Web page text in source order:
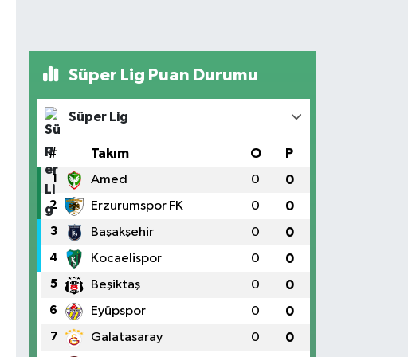
Süper Lig Puan Durumu
Süper Lig
# Takım O P
1 Amed 0 0
2 Erzurumspor FK 0 0
3 Başakşehir 0 0
4 Kocaelispor 0 0
5 Beşiktaş 0 0
6 Eyüpspor 0 0
7 Galatasaray 0 0